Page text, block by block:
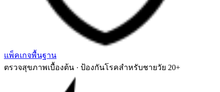
แพ็คเกจพื้นฐาน
ตรวจสุขภาพเบื้องต้น · ป้องกันโรคสำหรับชายวัย 20+